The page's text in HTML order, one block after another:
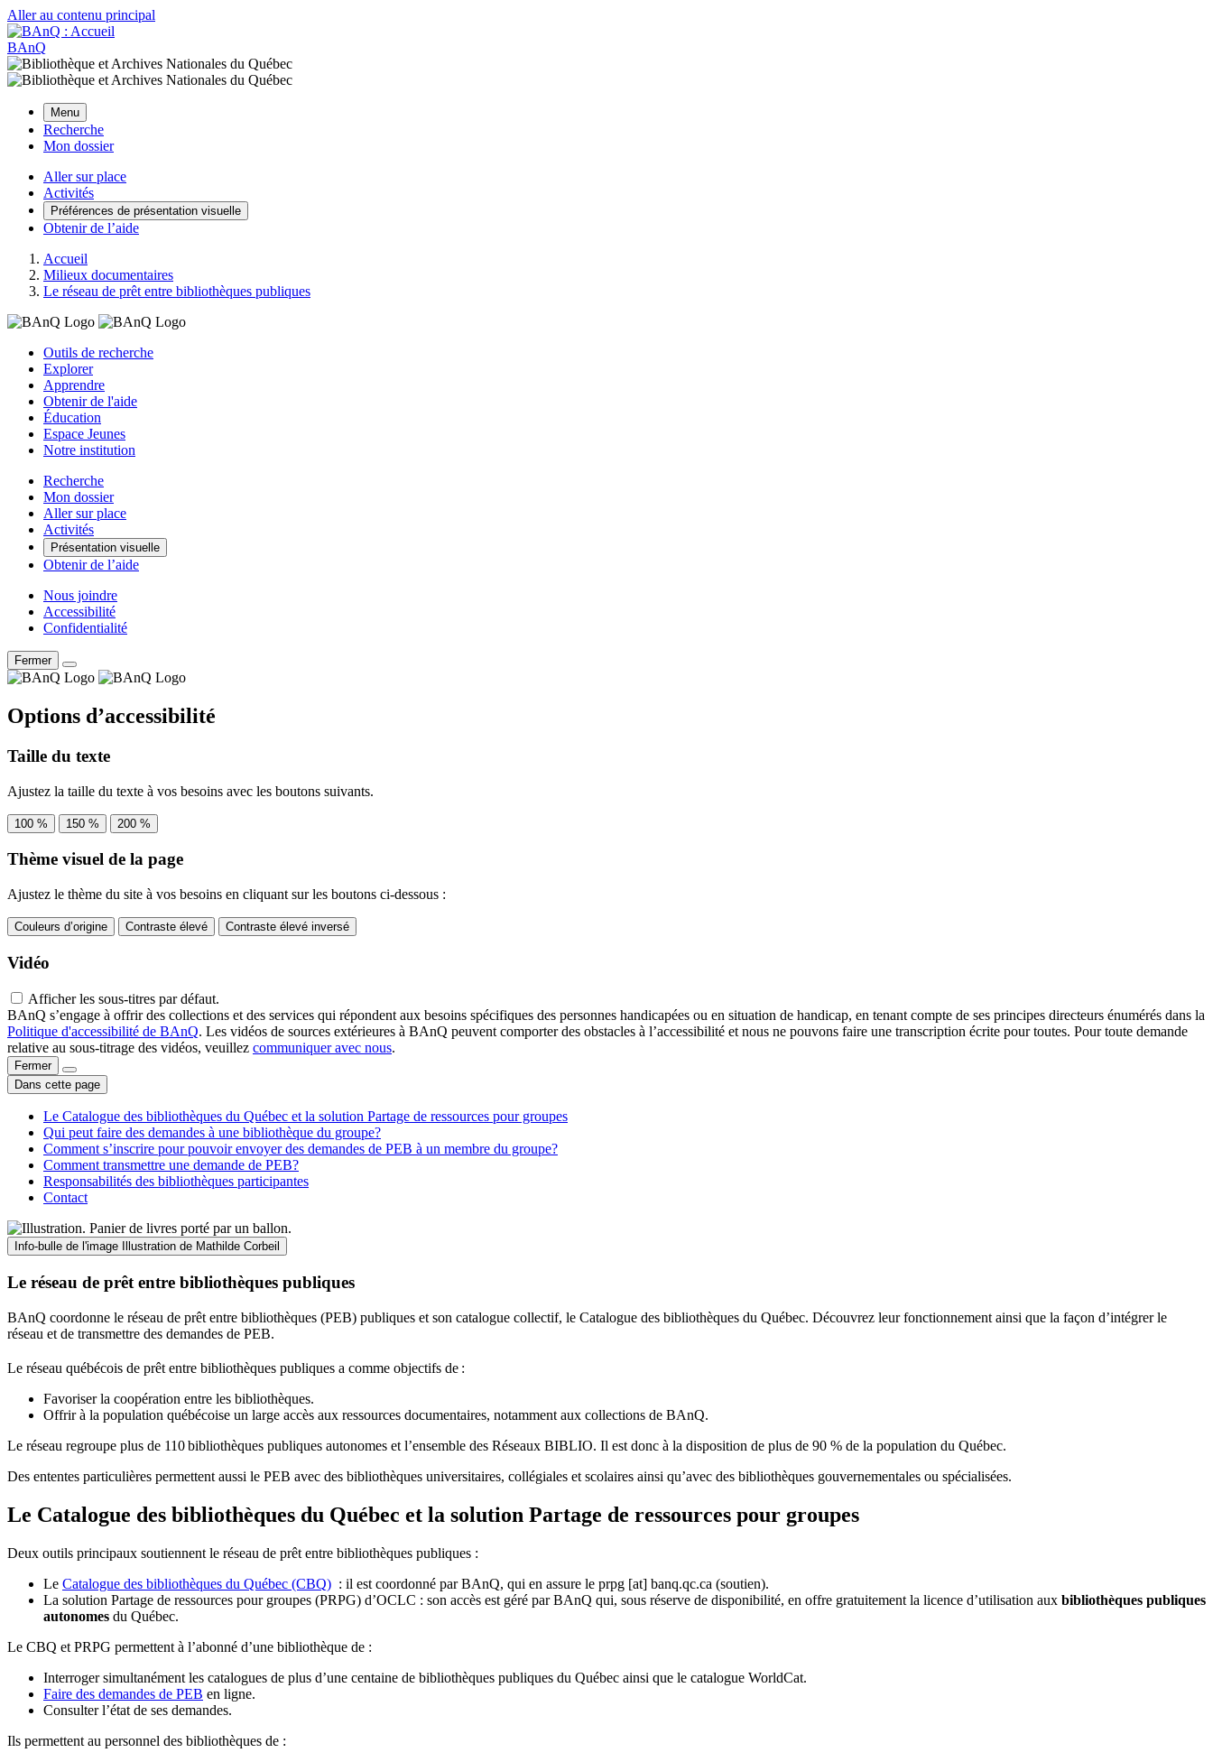
Aller au contenu principal
BAnQ
Menu
Recherche
Mon dossier
Aller sur place
Activités
Préférences de présentation visuelle
Obtenir de l’aide
Accueil
Milieux documentaires
Le réseau de prêt entre bibliothèques publiques
Outils de recherche
Explorer
Apprendre
Obtenir de l'aide
Éducation
Espace Jeunes
Notre institution
Recherche
Mon dossier
Aller sur place
Activités
Présentation visuelle
Obtenir de l’aide
Nous joindre
Accessibilité
Confidentialité
Fermer
Options d’accessibilité
Taille du texte
Ajustez la taille du texte à vos besoins avec les boutons suivants.
100 % 150 % 200 %
Thème visuel de la page
Ajustez le thème du site à vos besoins en cliquant sur les boutons ci-dessous :
Couleurs d’origine Contraste élevé Contraste élevé inversé
Vidéo
Afficher les sous-titres par défaut.
BAnQ s’engage à offrir des collections et des services qui répondent aux besoins spécifiques des personnes handicapées ou en situation de handicap, en tenant compte de ses principes directeurs énumérés dans la
Politique d'accessibilité de BAnQ. Les vidéos de sources extérieures à BAnQ peuvent comporter des obstacles à l’accessibilité et nous ne pouvons faire une transcription écrite pour toutes. Pour toute demande
relative au sous-titrage des vidéos, veuillez communiquer avec nous.
Fermer
Dans cette page
Le Catalogue des bibliothèques du Québec et la solution Partage de ressources pour groupes
Qui peut faire des demandes à une bibliothèque du groupe?
Comment s’inscrire pour pouvoir envoyer des demandes de PEB à un membre du groupe?
Comment transmettre une demande de PEB?
Responsabilités des bibliothèques participantes
Contact
Info-bulle de l'image Illustration de Mathilde Corbeil
Le réseau de prêt entre bibliothèques publiques
BAnQ coordonne le réseau de prêt entre bibliothèques (PEB) publiques et son catalogue collectif, le Catalogue des bibliothèques du Québec. Découvrez leur fonctionnement ainsi que la façon d’intégrer le
réseau et de transmettre des demandes de PEB.
Le réseau québécois de prêt entre bibliothèques publiques a comme objectifs de :
Favoriser la coopération entre les bibliothèques.
Offrir à la population québécoise un large accès aux ressources documentaires, notamment aux collections de BAnQ.
Le réseau regroupe plus de 110bibliothèques publiques autonomes et l’ensemble des Réseaux BIBLIO. Il est donc à la disposition de plus de 90 % de la population du Québec.
Des ententes particulières permettent aussi le PEB avec des bibliothèques universitaires, collégiales et scolaires ainsi qu’avec des bibliothèques gouvernementales ou spécialisées.
Le Catalogue des bibliothèques du Québec et la solution Partage de ressources pour groupes
Deux outils principaux soutiennent le réseau de prêt entre bibliothèques publiques :
Le Catalogue des bibliothèques du Québec (CBQ) : il est coordonné par BAnQ, qui en assure le prpg [at] banq.qc.ca (soutien).
La solution Partage de ressources pour groupes (PRPG) d’OCLC : son accès est géré par BAnQ qui, sous réserve de disponibilité, en offre gratuitement la licence d’utilisation aux bibliothèques publiques
autonomes du Québec.
Le CBQ et PRPG permettent à l’abonné d’une bibliothèque de :
Interroger simultanément les catalogues de plus d’une centaine de bibliothèques publiques du Québec ainsi que le catalogue WorldCat.
Faire des demandes de PEB en ligne.
Consulter l’état de ses demandes.
Ils permettent au personnel des bibliothèques de :